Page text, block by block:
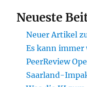
Neueste
Neuer Artikel
Es kann immer
PeerReview
Saarland-